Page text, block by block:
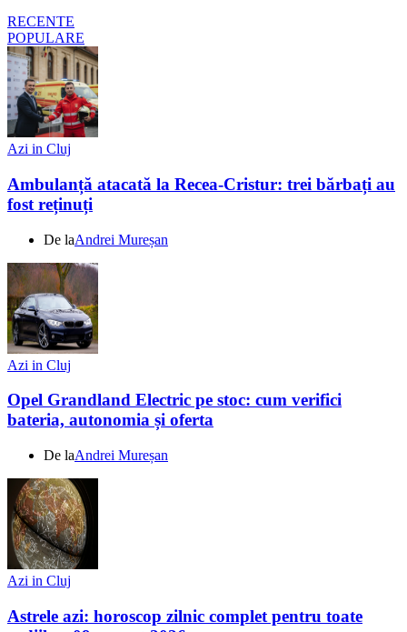
RECENTE
POPULARE
Azi in Cluj
Ambulanță atacată la Recea-Cristur: trei bărbați au
fost reținuți
De laAndrei Mureșan
Azi in Cluj
Opel Grandland Electric pe stoc: cum verifici
bateria, autonomia și oferta
De laAndrei Mureșan
Azi in Cluj
Astrele azi: horoscop zilnic complet pentru toate